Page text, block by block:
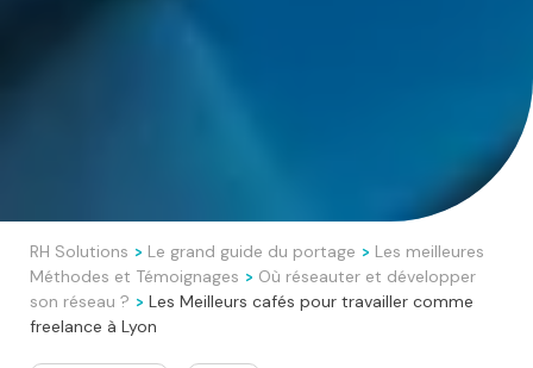
RH Solutions > Le grand guide du portage > Les meilleures
Méthodes et Témoignages > Où réseauter et développer
son réseau ? > Les Meilleurs cafés pour travailler comme
freelance à Lyon